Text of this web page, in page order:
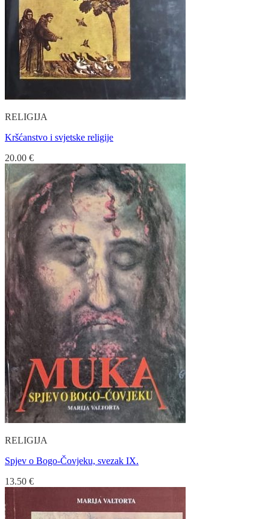
RELIGIJA
Kršćanstvo i svjetske religije
20.00 €
RELIGIJA
Spjev o Bogo-Čovjeku, svezak IX.
13.50 €